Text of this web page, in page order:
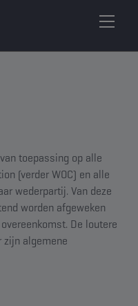
toepassing op alle
(verder WOC) en alle
wederpartij. Van deze
worden afgeweken
De loutere
zijn algemene